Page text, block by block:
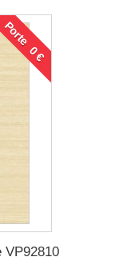
Porte 0 €
VP92810